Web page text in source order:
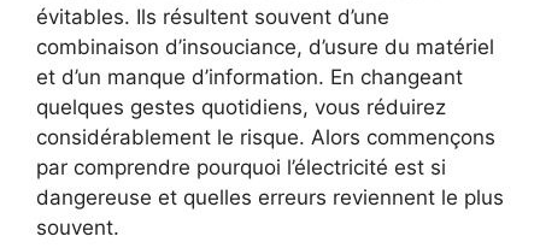
évitables. Ils résultent souvent d’une
combinaison d’insouciance, d’usure du matériel
et d’un manque d’information. En changeant
quelques gestes quotidiens, vous réduirez
considérablement le risque. Alors commençons
par comprendre pourquoi l’électricité est si
dangereuse et quelles erreurs reviennent le plus
souvent.